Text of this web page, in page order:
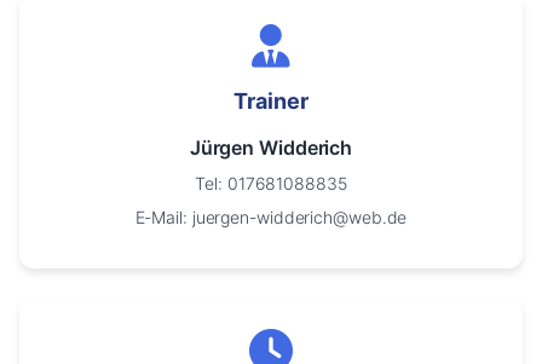
Trainer
Jürgen Widderich
Tel: 017681088835
E-Mail: juergen-widderich@web.de